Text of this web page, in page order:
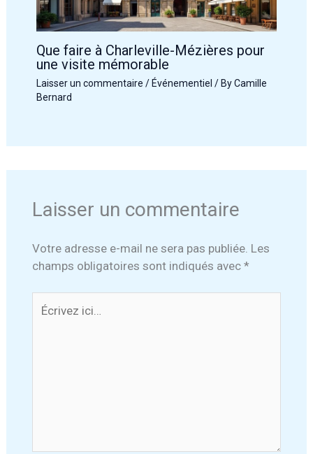
Que faire à Charleville-Mézières pour
une visite mémorable
Laisser un commentaire / Événementiel / ByCamille
Bernard
Laisser un commentaire
Votre adresse e-mail ne sera pas publiée. Les
champs obligatoires sont indiqués avec *
ici…